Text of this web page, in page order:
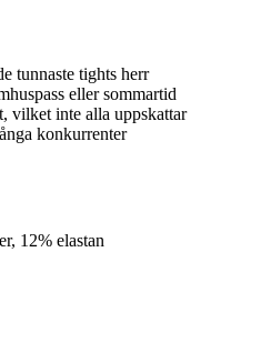
tunnaste tights herr
eller sommartid
vilket inte alla uppskattar
konkurrenter
12% elastan